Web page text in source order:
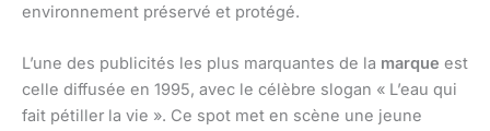
environnement préservé et protégé.
L’une des publicités les plus marquantes de la marque est
celle diffusée en 1995, avec le célèbre slogan « L’eau qui
fait pétiller la vie ». Ce spot met en scène une jeune